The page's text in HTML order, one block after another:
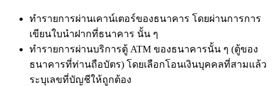
ทำรายการผ่านเคาน์เตอร์ของธนาคาร โดยผ่านการการ
เขียนใบนำฝากที่ธนาคาร นั้น ๆ
ทำรายการผ่านบริการตู้ ATM ของธนาคารนั้น ๆ (ตู้ของ
ธนาคารที่ท่านถือบัตร) โดยเลือกโอนเงินบุคคลที่สามแล้ว
ระบุเลขที่บัญชีให้ถูกต้อง